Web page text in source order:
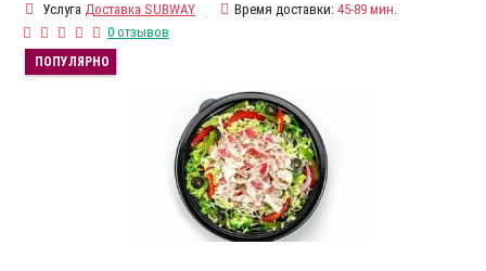
Услуга Доставка SUBWAY Время доставки: 45-89 мин.
0 отзывов
ПОПУЛЯРНО